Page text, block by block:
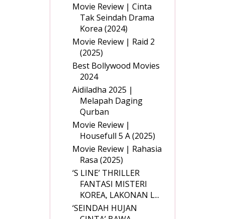
Movie Review | Cinta
Tak Seindah Drama
Korea (2024)
Movie Review | Raid 2
(2025)
Best Bollywood Movies
2024
Aidiladha 2025 |
Melapah Daging
Qurban
Movie Review |
Housefull 5 A (2025)
Movie Review | Rahasia
Rasa (2025)
‘S LINE’ THRILLER
FANTASI MISTERI
KOREA, LAKONAN L...
‘SEINDAH HUJAN